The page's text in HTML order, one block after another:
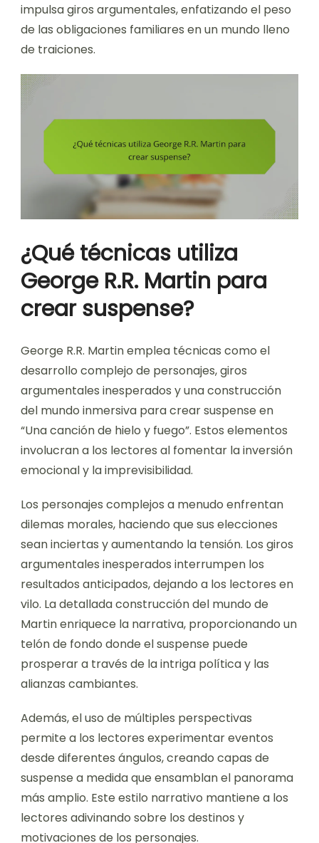
impulsa giros argumentales, enfatizando el peso
de las obligaciones familiares en un mundo lleno
de traiciones.
¿Qué técnicas utiliza
George R.R. Martin para
crear suspense?
George R.R. Martin emplea técnicas como el
desarrollo complejo de personajes, giros
argumentales inesperados y una construcción
del mundo inmersiva para crear suspense en
“Una canción de hielo y fuego”. Estos elementos
involucran a los lectores al fomentar la inversión
emocional y la imprevisibilidad.
Los personajes complejos a menudo enfrentan
dilemas morales, haciendo que sus elecciones
sean inciertas y aumentando la tensión. Los giros
argumentales inesperados interrumpen los
resultados anticipados, dejando a los lectores en
vilo. La detallada construcción del mundo de
Martin enriquece la narrativa, proporcionando un
telón de fondo donde el suspense puede
prosperar a través de la intriga política y las
alianzas cambiantes.
Además, el uso de múltiples perspectivas
permite a los lectores experimentar eventos
desde diferentes ángulos, creando capas de
suspense a medida que ensamblan el panorama
más amplio. Este estilo narrativo mantiene a los
lectores adivinando sobre los destinos y
motivaciones de los personajes.